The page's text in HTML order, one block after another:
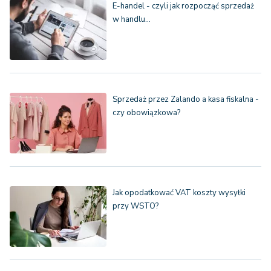
E-handel - czyli jak rozpocząć sprzedaż
w handlu…
Sprzedaż przez Zalando a kasa fiskalna -
czy obowiązkowa?
Jak opodatkować VAT koszty wysyłki
przy WSTO?